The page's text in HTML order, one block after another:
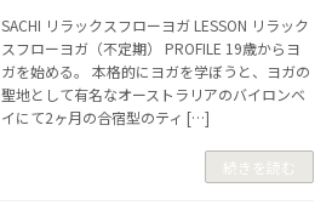
SACHI リラックスフローヨガ LESSON リラック
スフローヨガ（不定期） PROFILE 19歳からヨ
ガを始める。 本格的にヨガを学ぼうと、ヨガの
聖地として有名なオーストラリアのバイロンベ
イにて2ヶ月の合宿型のティ […]
続きを読む